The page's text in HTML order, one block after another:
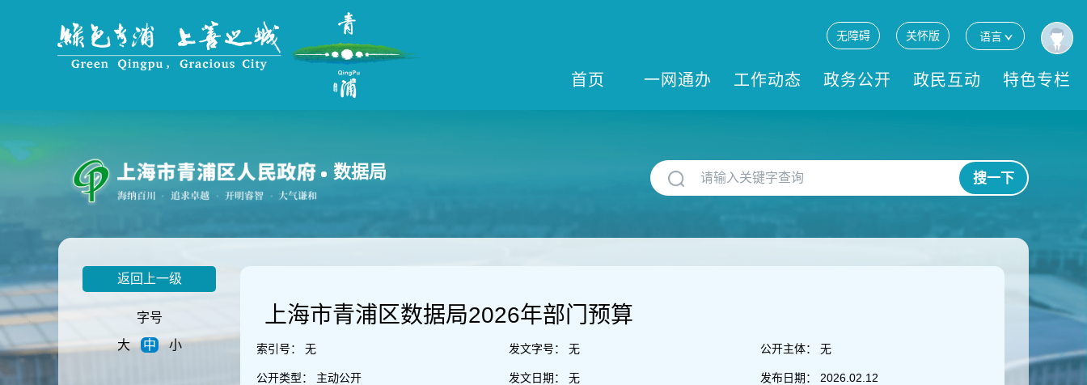
到
主
要
内
容
无障碍 关怀版 语言
首页 一网通办 工作动态 政务公开 政民互动 特色专栏
数据局 搜一下
返回上一级
字号
大
中 小
上海市青浦区数据局2026年部门预算
索引号： 无
公开类型： 主动公开
发文字号： 无
发文日期： 无
公开主体： 无
发布日期： 2026.02.12